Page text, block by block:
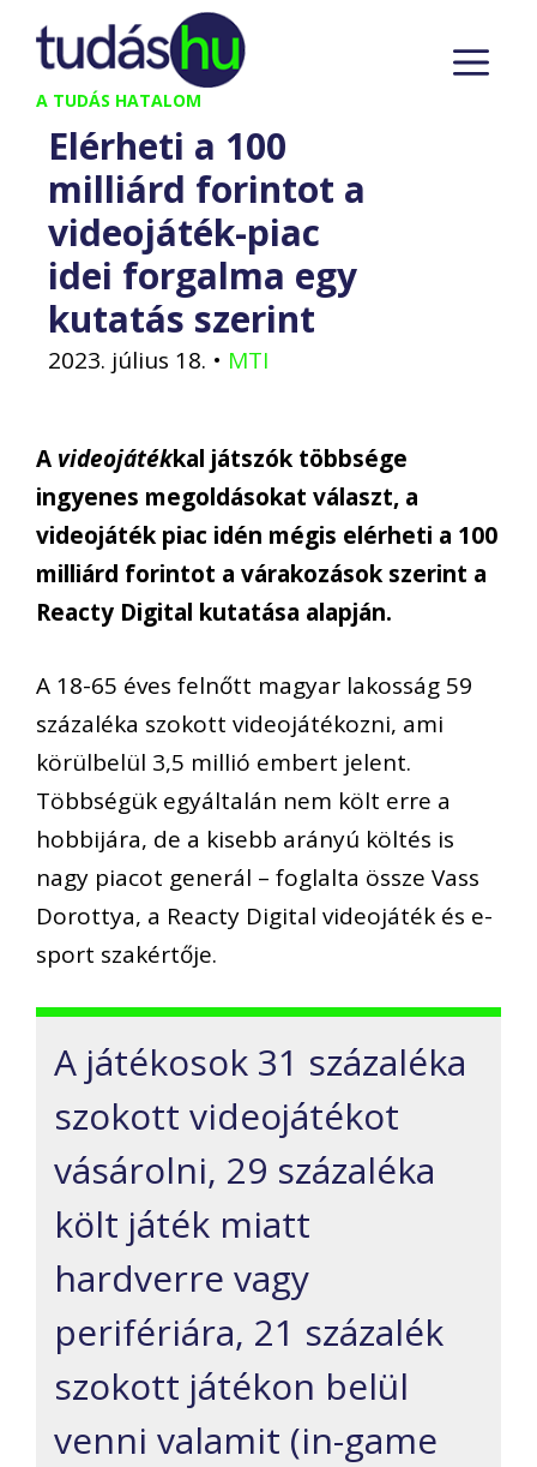
Kilépés
tartalomba
A TUDÁS HATALOM
Elérheti a 100
milliárd forintot a
videojáték-piac
idei forgalma egy
kutatás szerint
2023. július 18. • MTI
A videojátékkal játszók többsége
ingyenes megoldásokat választ, a
videojáték piac idén mégis elérheti a 100
milliárd forintot a várakozások szerint a
Reacty Digital kutatása alapján.
A 18-65 éves felnőtt magyar lakosság 59
százaléka szokott videojátékozni, ami
körülbelül 3,5 millió embert jelent.
Többségük egyáltalán nem költ erre a
hobbijára, de a kisebb arányú költés is
nagy piacot generál – foglalta össze Vass
Dorottya, a Reacty Digital videojáték és e-
sport szakértője.
A játékosok 31 százaléka
szokott videojátékot
vásárolni, 29 százaléka
költ játék miatt
hardverre vagy
perifériára, 21 százalék
szokott játékon belül
venni valamit (in-game